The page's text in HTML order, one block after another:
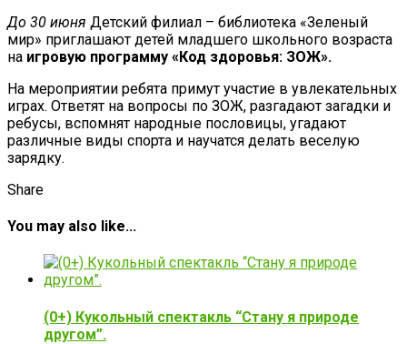
До 30 июня Детский филиал – библиотека «Зеленый
мир» приглашают детей младшего школьного возраста
на игровую программу «Код здоровья: ЗОЖ».
На мероприятии ребята примут участие в увлекательных
играх. Ответят на вопросы по ЗОЖ, разгадают загадки и
ребусы, вспомнят народные пословицы, угадают
различные виды спорта и научатся делать веселую
зарядку.
Share
You may also like...
(0+) Кукольный спектакль “Стану я природе
другом”.